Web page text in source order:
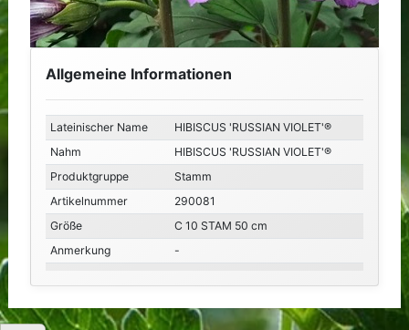
Allgemeine Informationen
Lateinischer Name
HIBISCUS 'RUSSIAN VIOLET'®
Nahm
HIBISCUS 'RUSSIAN VIOLET'®
Produktgruppe
Stamm
Artikelnummer
290081
Größe
C 10 STAM 50 cm
Anmerkung
-